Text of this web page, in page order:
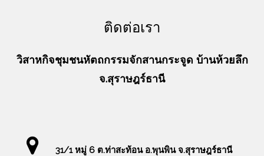
ติดต่อเรา
วิสาหกิจชุมชนหัตถกรรมจักสานกระจูด บ้านห้วยลึก
จ.สุราษฎร์ธานี
31/1 หมู่ 6 ต.ท่าสะท้อน อ.พุนพิน จ.สุราษฎร์ธานี